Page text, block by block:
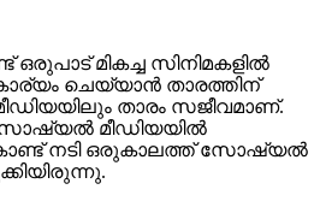
മികച്ച സിനിമകളിൽ
ചെയ്യാൻ താരത്തിന്
താരം സജീവമാണ്.
സോഷ്യൽ മീഡിയയിൽ
നടി ഒരുകാലത്ത് സോഷ്യൽ